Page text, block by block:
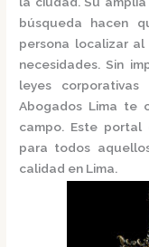
búsqueda hacen
persona localizar
necesidades. Sin
leyes
Abogados Lima te
campo. Este portal
para todos
calidad en Lima.